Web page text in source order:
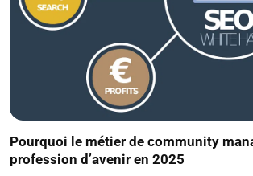
Pourquoi le métier de community
profession d’avenir en 2025